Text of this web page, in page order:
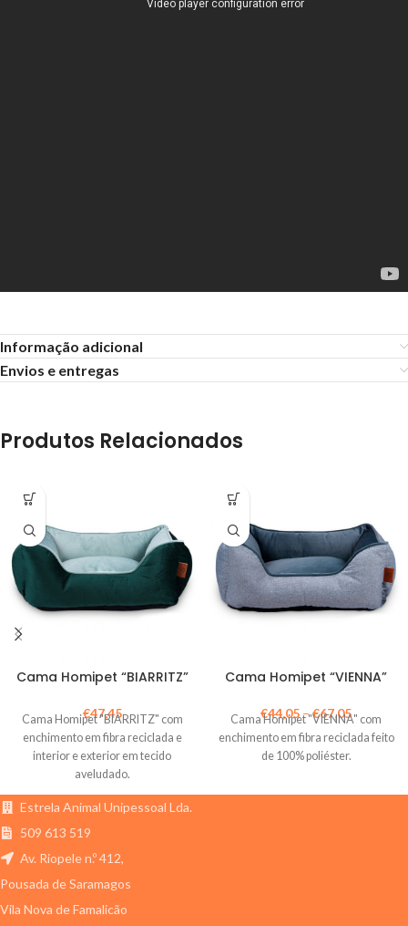
Informação adicional
Envios e entregas
Produtos Relacionados
Cama Homipet “BIARRITZ”
€47,45
Cama Homipet "BIARRITZ" com
enchimento em fibra reciclada e
interior e exterior em tecido
aveludado.
Cama Homipet “VIENNA”
€44,05–€67,05
Cama Homipet "VIENNA" com
enchimento em fibra reciclada feito
de 100% poliéster.
Estrela Animal Unipessoal Lda.
509 613 519
Av. Riopele n.º 412,
Pousada de Saramagos
Vila Nova de Famalicão